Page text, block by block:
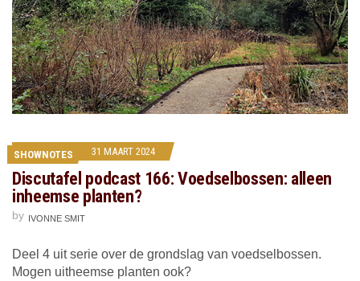
SHOWNOTES 31 MAART 2024
Discutafel podcast 166: Voedselbossen: alleen
inheemse planten?
by IVONNE SMIT
Deel 4 uit serie over de grondslag van voedselbossen.
Mogen uitheemse planten ook?